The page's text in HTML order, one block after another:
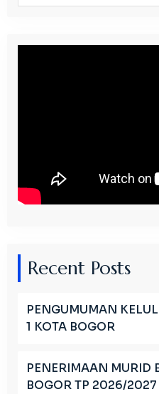
Recent Posts
PENGUMUMAN
1 KOTA BOGOR
PENERIMAAN MURID
BOGOR TP 2026/2027